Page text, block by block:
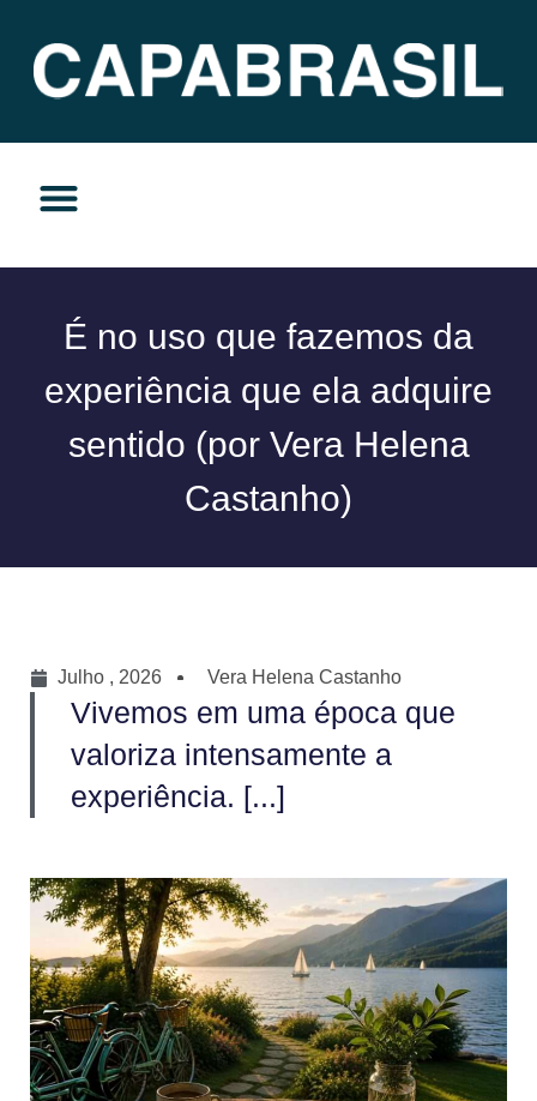
É no uso que fazemos da
experiência que ela adquire
sentido (por Vera Helena
Castanho)
Julho , 2026 Vera Helena Castanho
Vivemos em uma época que
valoriza intensamente a
experiência. [...]